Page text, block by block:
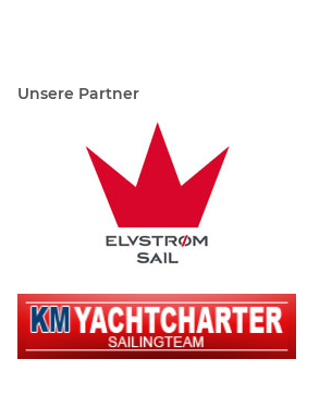
Unsere Partner